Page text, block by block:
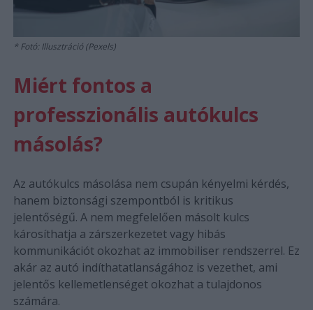
Fotó: Illusztráció (Pexels)
Miért fontos a
professzionális autókulcs
másolás?
Az autókulcs másolása nem csupán kényelmi kérdés,
hanem biztonsági szempontból is kritikus
jelentőségű. A nem megfelelően másolt kulcs
károsíthatja a zárszerkezetet vagy hibás
kommunikációt okozhat az immobiliser rendszerrel. Ez
akár az autó indíthatatlanságához is vezethet, ami
jelentős kellemetlenséget okozhat a tulajdonos
számára.